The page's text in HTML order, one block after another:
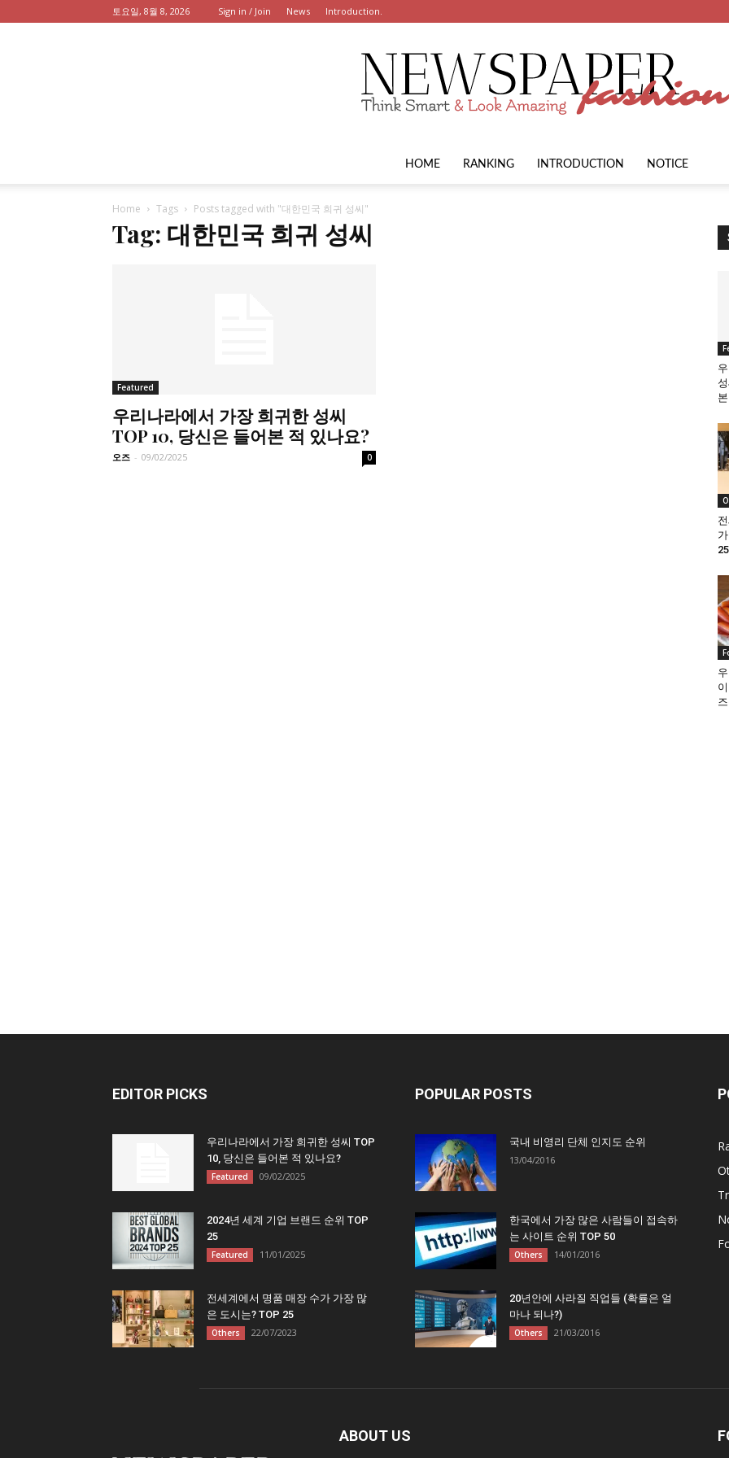
토요일, 8월 8, 2026 Sign in / Join News Introduction.
HOME RANKING INTRODUCTION NOTICE
Home Tags Posts tagged with "대한민국 희귀 성씨"
Tag: 대한민국 희귀 성씨
Featured
우리나라에서 가장 희귀한 성씨
TOP 10, 당신은 들어본 적 있나요?
오즈 - 09/02/2025 0
25
EDITOR PICKS
우리나라에서 가장 희귀한 성씨 TOP
10, 당신은 들어본 적 있나요?
Featured 09/02/2025
2024년 세계 기업 브랜드 순위 TOP
25
Featured 11/01/2025
전세계에서 명품 매장 수가 가장 많
은 도시는? TOP 25
Others 22/07/2023
POPULAR POSTS
국내 비영리 단체 인지도 순위
13/04/2016
한국에서 가장 많은 사람들이 접속하
는 사이트 순위 TOP 50
Others 14/01/2016
20년안에 사라질 직업들 (확률은 얼
마나 되나?)
Others 21/03/2016
ABOUT US